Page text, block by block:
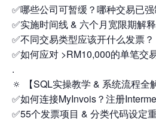
✅哪些公司可暂缓？哪种交易已强
✅实施时间线 & 六个月宽限期解释
✅不同交易类型应该开什么发票？
✅如何应对 >RM10,000的单笔交
.
🔅 【SQL实操教学 & 系统流程全
✅如何连接MyInvois？注册
✅55个发票项目 & 分类代码设定